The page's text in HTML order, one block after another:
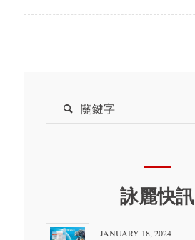

詠麗快訊
JANUARY 18, 2024